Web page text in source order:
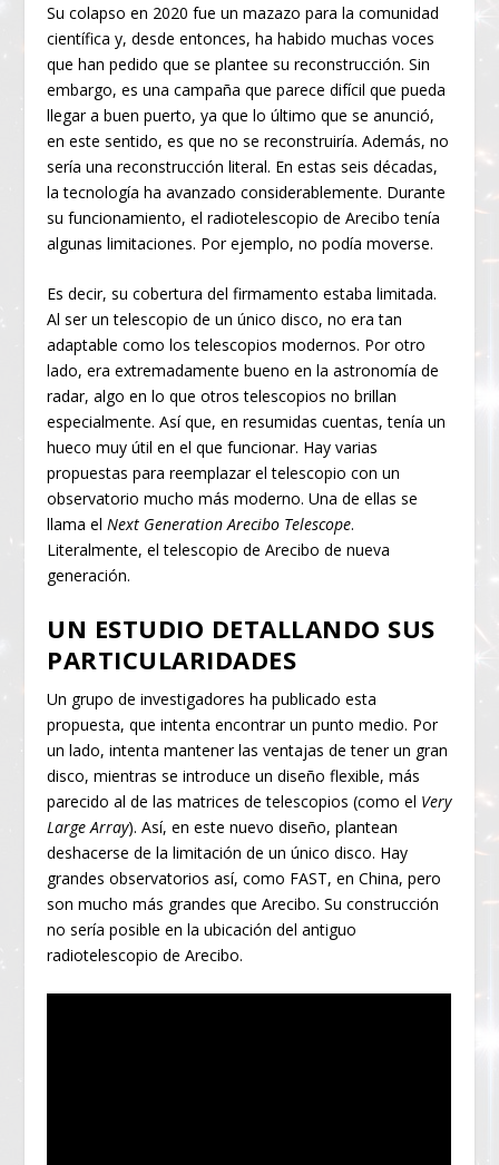
Su colapso en 2020 fue un mazazo para la comunidad
científica y, desde entonces, ha habido muchas voces
que han pedido que se plantee su reconstrucción. Sin
embargo, es una campaña que parece difícil que pueda
llegar a buen puerto, ya que lo último que se anunció,
en este sentido, es que no se reconstruiría. Además, no
sería una reconstrucción literal. En estas seis décadas,
la tecnología ha avanzado considerablemente. Durante
su funcionamiento, el radiotelescopio de Arecibo tenía
algunas limitaciones. Por ejemplo, no podía moverse.
Es decir, su cobertura del firmamento estaba limitada.
Al ser un telescopio de un único disco, no era tan
adaptable como los telescopios modernos. Por otro
lado, era extremadamente bueno en la astronomía de
radar, algo en lo que otros telescopios no brillan
especialmente. Así que, en resumidas cuentas, tenía un
hueco muy útil en el que funcionar. Hay varias
propuestas para reemplazar el telescopio con un
observatorio mucho más moderno. Una de ellas se
llama elNext Generation Arecibo Telescope.
Literalmente, el telescopio de Arecibo de nueva
generación.
UN ESTUDIO DETALLANDO SUS
PARTICULARIDADES
Un grupo de investigadores ha publicado esta
propuesta, que intenta encontrar un punto medio. Por
un lado, intenta mantener las ventajas de tener un gran
disco, mientras se introduce un diseño flexible, más
parecido al de las matrices de telescopios (como el Very
Large Array). Así, en este nuevo diseño, plantean
deshacerse de la limitación de un único disco. Hay
grandes observatorios así, como FAST, en China, pero
son mucho más grandes que Arecibo. Su construcción
no sería posible en la ubicación del antiguo
radiotelescopio de Arecibo.